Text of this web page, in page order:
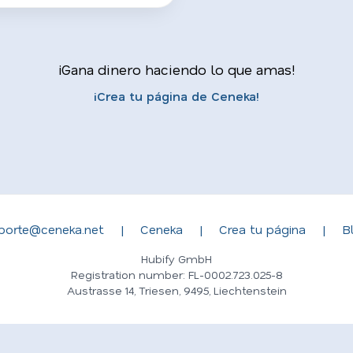
¡Gana dinero haciendo lo que amas!
¡Crea tu página de Ceneka!
| Ceneka | Crea tu página |
Hubify GmbH
Registration number: FL-0002.723.025-8
Austrasse 14, Triesen, 9495, Liechtenstein